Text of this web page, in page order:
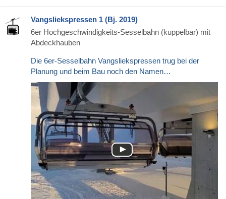
Vangsliekspressen 1 (Bj. 2019)
6er Hochgeschwindigkeits-Sesselbahn (kuppelbar) mit
Abdeckhauben
Die 6er-Sesselbahn Vangsliekspressen trug bei der
Planung und beim Bau noch den Namen…